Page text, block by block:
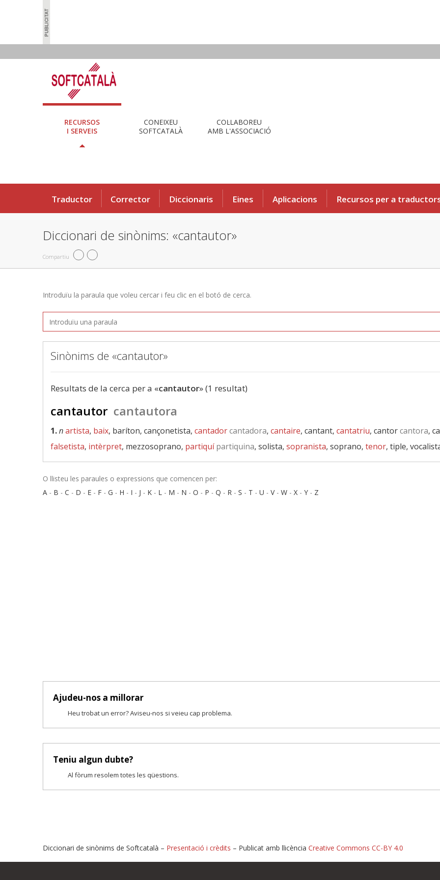
RECURSOS
I SERVEIS
CONEIXEU
SOFTCATALÀ
COL·LABOREU
AMB L'ASSOCIACIÓ
Traductor Corrector Diccionaris Eines Aplicacions Recursos per a
Diccionari de sinònims: «cantautor»
Compartiu
Introduïu la paraula que voleu cercar i feu clic en el botó de cerca.
Sinònims de «cantautor»
Resultats de la cerca per a «cantautor» (1 resultat)
cantautor cantautora
1.nartista, baix, baríton, cançonetista, cantadorcantadora, cantaire, cantant, cantatriu, cantorcantora,
falsetista, intèrpret, mezzosoprano, partiquípartiquina, solista, sopranista, soprano, tenor, tiple,
O llisteu les paraules o expressions que comencen per:
A - B - C - D - E - F - G - H - I - J - K - L - M - N - O - P - Q - R - S - T - U - V- W - X - Y - Z
Ajudeu-nos a millorar
Heu trobat un error? Aviseu-nos si veieu cap problema.
Teniu algun dubte?
Al fòrum resolem totes les qüestions.
Diccionari de sinònims de Softcatalà – Presentació i crèdits – Publicat amb llicència Creative Commons CC-BY 4.0